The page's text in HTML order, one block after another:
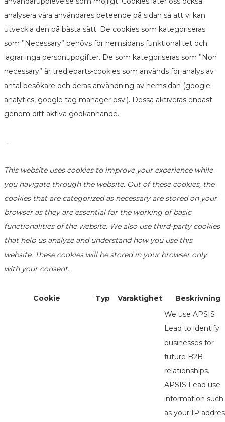
analysera våra användares beteende på sidan så att vi kan
utveckla den på bästa sätt. De cookies som kategoriseras
som ”Necessary” behövs för hemsidans funktionalitet och
lagrar inga personuppgifter. De som kategoriseras som ”Non
necessary” är tredjeparts-cookies som används för analys av
antal besökare och deras användning av hemsidan (google
analytics, google tag manager osv.). Dessa aktiveras endast
genom ditt aktiva godkännande.
--
This website uses cookies to improve your experience while
you navigate through the website. Out of these cookies, the
cookies that are categorized as necessary are stored on your
browser as they are essential for the working of basic
functionalities of the website. We also use third-party cookies
that help us analyze and understand how you use this
website. These cookies will be stored in your browser only
with your consent.
Cookie Typ Varaktighet Beskrivning
We use APSIS
Lead to identify
businesses for
future B2B
relationships.
APSIS Lead use
information such
as your IP